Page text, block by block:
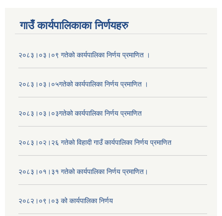
गाउँ कार्यपालिकाका निर्णयहरु
२०८३।०३।०९ गतेको कार्यपालिका निर्णय प्रमाणित ।
२०८३।०३।०५गतेको कार्यपालिका निर्णय प्रमाणित ।
२०८३।०३।०३गतेको कार्यपालिका निर्णय प्रमाणित
२०८३।०२।२६ गतेको विहादी गाउँ कार्यपालिका निर्णय प्रमाणित
२०८३।०१।३१ गतेको कार्यपालिका निर्णय प्रमाणित।
२०८२।०९।०३ को कार्यपालिका निर्णय